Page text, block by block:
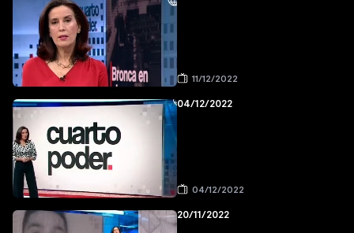
11/12/2022
04/12/2022
04/12/2022
20/11/2022